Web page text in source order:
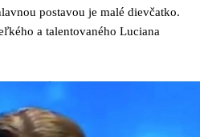
postavou je malé dievčatko.
a talentovaného Luciana